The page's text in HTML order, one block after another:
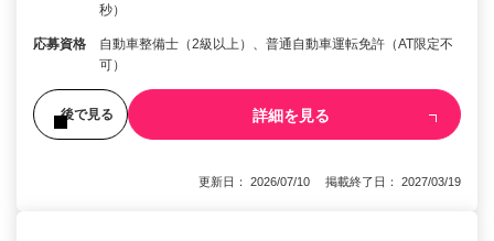
秒）
応募資格
自動車整備士（2級以上）、普通自動車運転免許（AT限定不
可）
後で見る 詳細を見る
更新日： 2026/07/10 掲載終了日： 2027/03/19